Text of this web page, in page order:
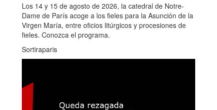
Los 14 y 15 de agosto de 2026, la catedral de Notre-
Dame de París acoge a los fieles para la Asunción de la
Virgen María, entre oficios litúrgicos y procesiones de
fieles. Conozca el programa.
Sortiraparis